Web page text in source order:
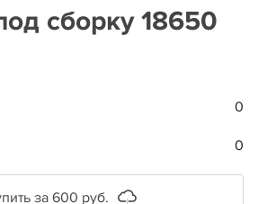
сборку 18650
0
0
за 600 руб.